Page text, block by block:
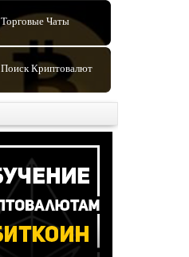
Торговые Чаты
Поиск Криптовалют